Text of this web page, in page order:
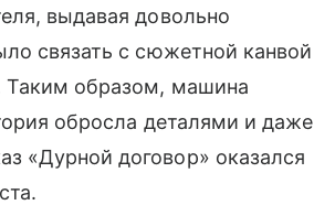
выдавая довольно
связать с сюжетной канвой
Таким образом, машина
обросла деталями и даже
«Дурной договор» оказался